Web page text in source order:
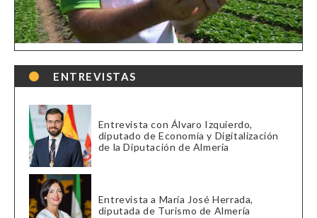
ENTREVISTAS
Entrevista con Álvaro Izquierdo,
diputado de Economía y Digitalización
de la Diputación de Almería
Entrevista a María José Herrada,
diputada de Turismo de Almería